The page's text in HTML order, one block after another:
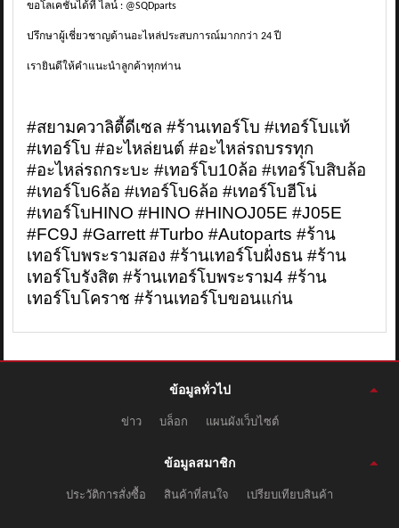
ขอโลเคชั่นได้ที่ ไลน์ : @SQDparts
ปรึกษาผู้เชี่ยวชาญด้านอะไหล่ประสบการณ์มากกว่า 24 ปี
เรายินดีให้คำแนะนำลูกค้าทุกท่าน
#สยามควาลิตี้ดีเซล #ร้านเทอร์โบ #เทอร์โบแท้
#เทอร์โบ #อะไหล่ยนต์ #อะไหล่รถบรรทุก
#อะไหล่รถกระบะ#เทอร์โบ10ล้อ #เทอร์โบสิบล้อ
#เทอร์โบ6ล้อ #เทอร์โบ6ล้อ #เทอร์โบฮีโน่
#เทอร์โบHINO #HINO #HINOJ05E #J05E
#FC9J #Garrett #Turbo #Autoparts #ร้าน
เทอร์โบพระรามสอง #ร้านเทอร์โบฝั่งธน #ร้าน
เทอร์โบรังสิต #ร้านเทอร์โบพระราม4 #ร้าน
เทอร์โบโคราช #ร้านเทอร์โบขอนแก่น
ข้อมูลทั่วไป
ข่าว บล็อก แผนผังเว็บไซต์
ข้อมูลสมาชิก
ประวัติการสั่งซื้อ สินค้าที่สนใจ เปรียบเทียบสินค้า